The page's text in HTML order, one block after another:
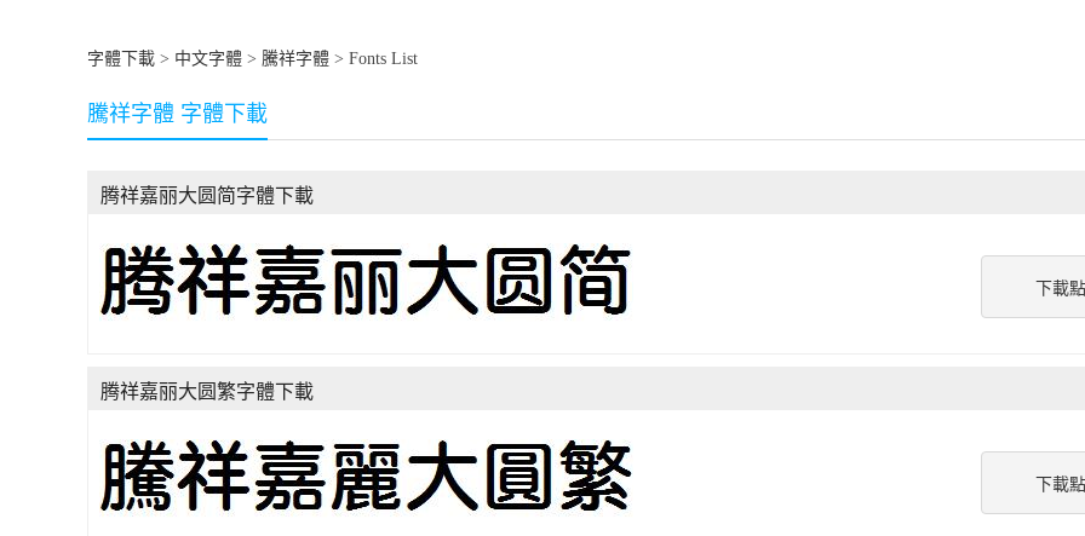
字體下載 > 中文字體 > 騰祥字體 > Fonts List
騰祥字體 字體下載
下載點
腾祥嘉丽大圆简字體下載
下載點
腾祥嘉丽大圆繁字體下載